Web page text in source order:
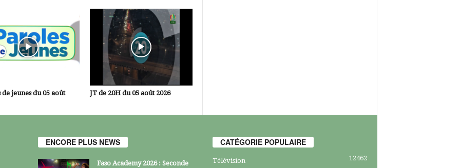
de jeunes du 05 août
JT de 20H du 05 août 2026
ENCORE PLUS NEWS
Faso Academy 2026 : Seconde
CATÉGORIE POPULAIRE
Télévision 12462